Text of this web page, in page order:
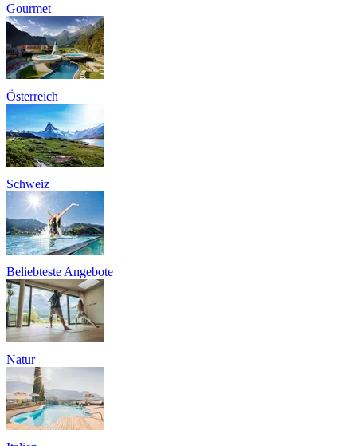
Gourmet
Österreich
Schweiz
Beliebteste Angebote
Natur